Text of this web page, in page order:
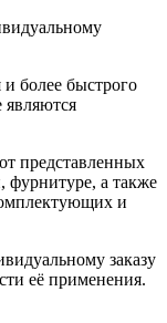
более быстрого
являются
представленных
фурнитуре, а также
и
заказу
её применения.